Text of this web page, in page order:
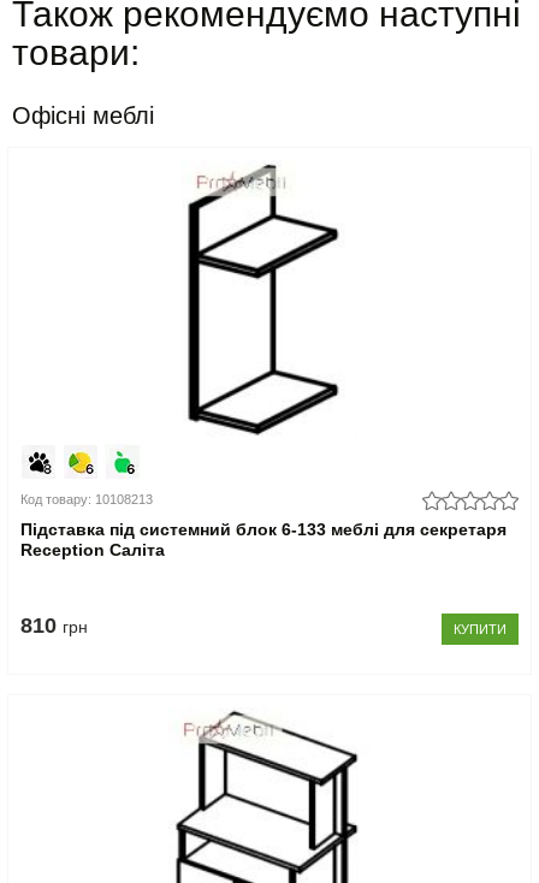
Також рекомендуємо наступні
товари:
Офісні меблі
Код товару: 10108213
Підставка під системний блок 6-133 меблі для секретаря
Reception Саліта
810 грн КУПИТИ